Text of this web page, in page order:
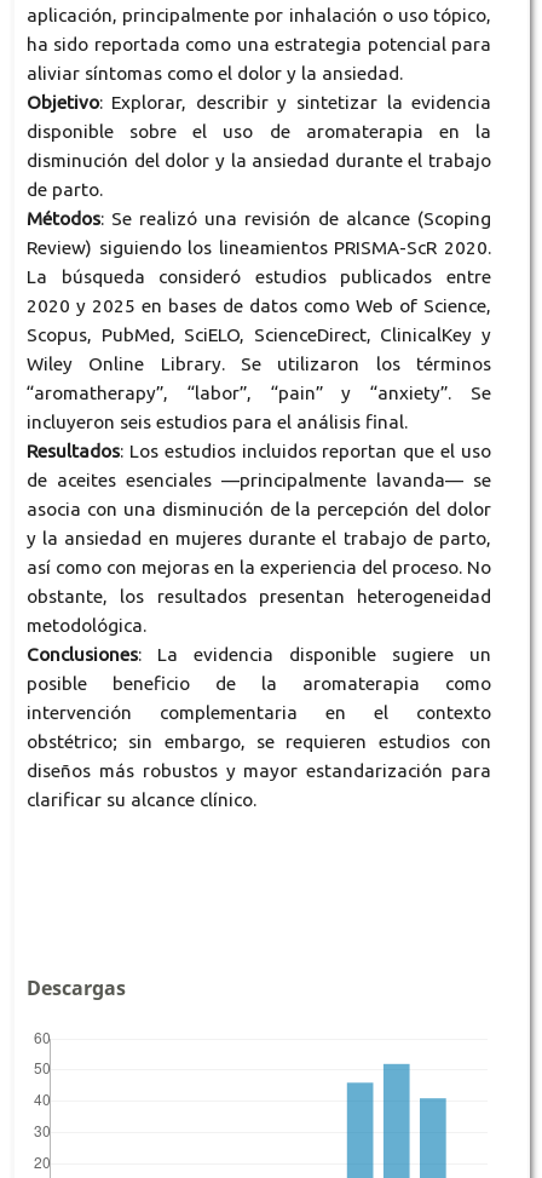
aplicación, principalmente por inhalación o uso tópico,
ha sido reportada como una estrategia potencial para
aliviar síntomas como el dolor y la ansiedad.
Objetivo: Explorar, describir y sintetizar la evidencia
disponible sobre el uso de aromaterapia en la
disminución del dolor y la ansiedad durante el trabajo
de parto.
Métodos: Se realizó una revisión de alcance (Scoping
Review) siguiendo los lineamientos PRISMA-ScR 2020.
La búsqueda consideró estudios publicados entre
2020 y 2025 en bases de datos como Web of Science,
Scopus, PubMed, SciELO, ScienceDirect, ClinicalKey y
Wiley Online Library. Se utilizaron los términos
“aromatherapy”, “labor”, “pain” y “anxiety”. Se
incluyeron seis estudios para el análisis final.
Resultados: Los estudios incluidos reportan que el uso
de aceites esenciales —principalmente lavanda— se
asocia con una disminución de la percepción del dolor
y la ansiedad en mujeres durante el trabajo de parto,
así como con mejoras en la experiencia del proceso. No
obstante, los resultados presentan heterogeneidad
metodológica.
Conclusiones: La evidencia disponible sugiere un
posible beneficio de la aromaterapia como
intervención complementaria en el contexto
obstétrico; sin embargo, se requieren estudios con
diseños más robustos y mayor estandarización para
clarificar su alcance clínico.
Descargas